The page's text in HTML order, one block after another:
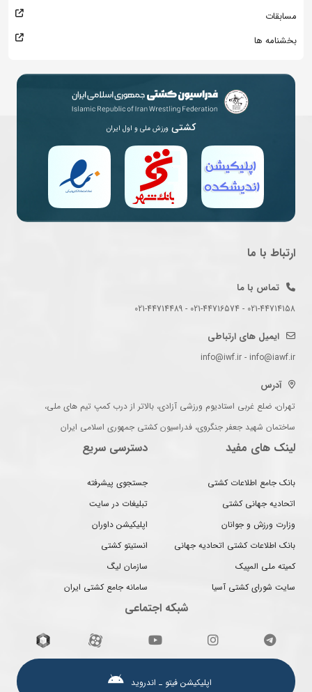
مسابقات
بخشنامه ها
کشتی ورزش ملی و اول ایران
ارتباط با ما
تماس با ما
021-44714158 - 021-44716574 - 021-44714489
ایمیل های ارتباطی
info@iwf.ir - info@iawf.ir
آدرس
تهران، ضلع غربی استادیوم ورزشی آزادی، بالاتر از درب کمپ تیم های ملی،
ساختمان شهید جعفر جنگروی، فدراسیون کشتی جمهوری اسلامی ایران
لینک های مفید
بانک جامع اطلاعات کشتی
اتحادیه جهانی کشتی
وزارت ورزش و جوانان
بانک اطلاعات کشتی اتحادیه جهانی
کمیته ملی المپیک
سایت شورای کشتی آسیا
دسترسی سریع
جستجوی پیشرفته
تبلیغات در سایت
اپلیکیشن داوران
انستیتو کشتی
سازمان لیگ
سامانه جامع کشتی ایران
شبکه اجتماعی
اپلیکیشن فیتو ـ اندروید